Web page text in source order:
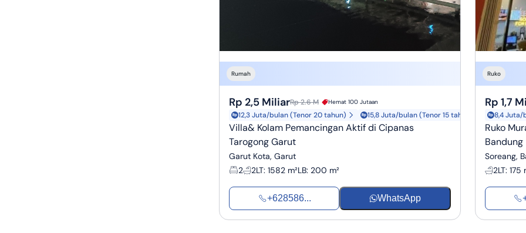
Rumah
Rp 2,5 MiliarRp 2.6 M Hemat 100 Jutaan
12,3 Juta/bulan (Tenor 20 tahun) 15,8 Juta/bulan (Tenor 15 tahun)
Villa& Kolam Pemancingan Aktif di Cipanas
Tarogong Garut
Garut Kota, Garut
2
2LT: 1582 m²LB: 200 m²
+628586... WhatsApp
Ruko
Rp 1,7
8,4 Juta/
Ruko
Bandung
Soreang,
2LT: 175